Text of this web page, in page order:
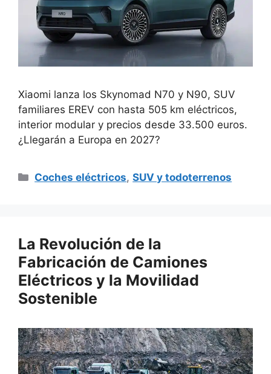
Xiaomi lanza los Skynomad N70 y N90, SUV
familiares EREV con hasta 505 km eléctricos,
interior modular y precios desde 33.500 euros.
¿Llegarán a Europa en 2027?
Categorías
Coches eléctricos,SUV y todoterrenos
La Revolución de la
Fabricación de Camiones
Eléctricos y la Movilidad
Sostenible